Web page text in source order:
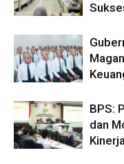
BPS:
dan